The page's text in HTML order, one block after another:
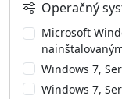
Operačný
Microsoft
Windows 7,
Windows 7,